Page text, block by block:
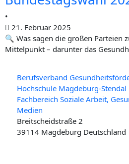
•
21. Februar 2025
🔍 Was sagen die gro­ßen Par­tei­en
Mit­tel­punkt – dar­un­ter das
Berufsverband
Hochschule Magdeburg-Stendal
Fachbereich Soziale Arbeit,
Medien
Breitscheidstraße 2
39114 Magdeburg Deutschland